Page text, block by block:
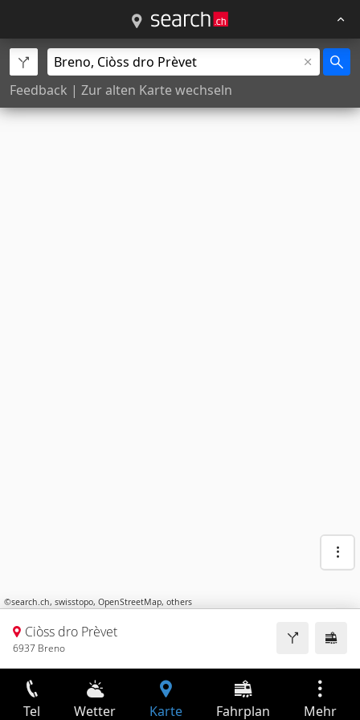
Feedback | Zur alten Karte wechseln
©search.ch, swisstopo, OpenStreetMap, others
Ciòss dro Prèvet
6937 Breno
Tel Wetter Karte Fahrplan Mehr